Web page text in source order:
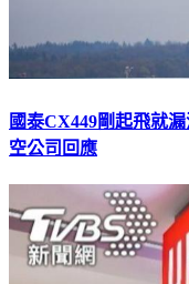
國泰CX449剛起飛就
空公司回應